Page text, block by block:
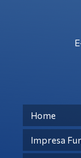
Home
Impresa